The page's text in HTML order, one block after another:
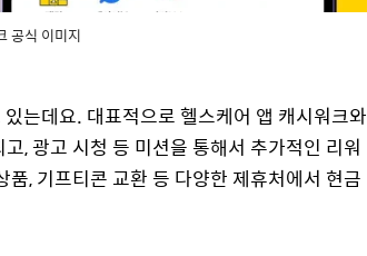
공식 이미지
는데요. 대표적으로 헬스케어 앱 캐시워크와
, 광고 시청 등 미션을 통해서 추가적인 리워
, 기프티콘 교환 등 다양한 제휴처에서 현금